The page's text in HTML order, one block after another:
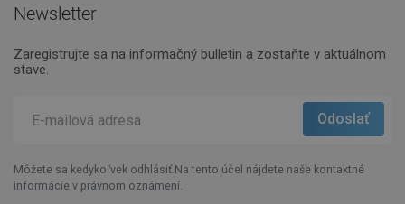
Newsletter
Zaregistrujte sa na informačný bulletin a zostaňte v aktuálnom
stave.
Môžete sa kedykoľvek odhlásiť.Na tento účel nájdete naše kontaktné
informácie v právnom oznámení.